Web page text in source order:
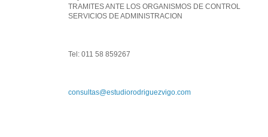
TRAMITES ANTE LOS ORGANISMOS DE CONTROL
SERVICIOS DE ADMINISTRACION
Tel: 011 58 859267
consultas@estudiorodriguezvigo.com